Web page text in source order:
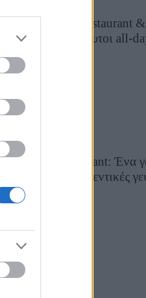
Grand Asia Restaurant
Club: Οι απόλυτοι all-
Tsapis Restaurant: Ένα
ταξίδι στις αυθεντικές
Σίφνου!